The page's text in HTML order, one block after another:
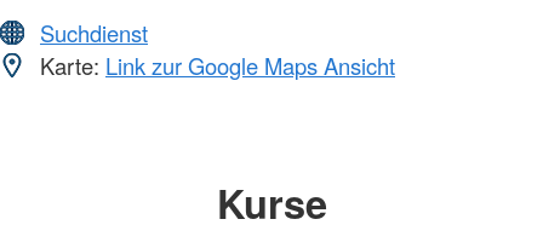
Suchdienst
Karte: Link zur Google Maps Ansicht
Kurse